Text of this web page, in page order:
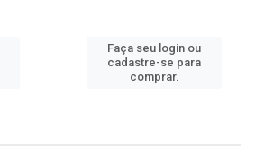
Faça seu login ou
cadastre-se para
comprar.